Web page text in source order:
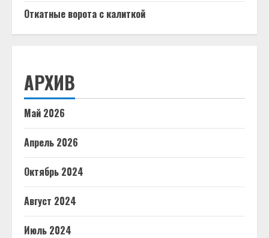
Откатные ворота с калиткой
АРХИВ
Май 2026
Апрель 2026
Октябрь 2024
Август 2024
Июль 2024